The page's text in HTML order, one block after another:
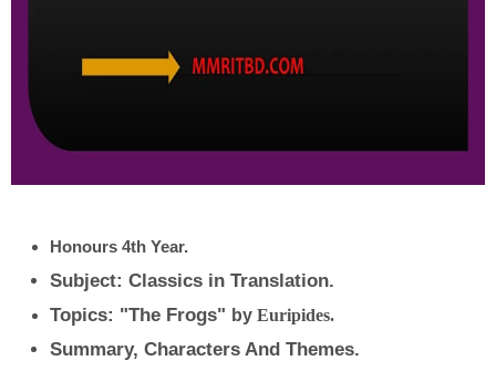
Honours 4th Year.
Subject: Classics in Translation.
Topics: "The Frogs" by Euripides.
Summary, Characters And Themes.